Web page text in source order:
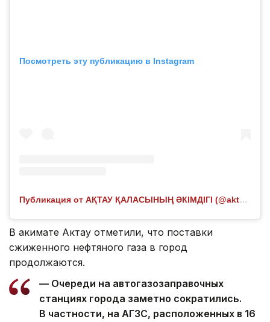
Посмотреть эту публикацию в Instagram
Публикация от АҚТАУ ҚАЛАСЫНЫҢ ӘКІМДІГІ (@aktau_akimdigi)
В акимате Актау отметили, что поставки
сжиженного нефтяного газа в город
продолжаются.
— Очереди на автогазозаправочных
станциях города заметно сократились.
В частности, на АГЗС, расположенных в 16